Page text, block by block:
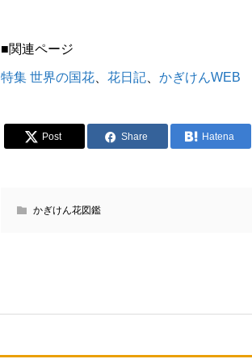
■関連ページ
特集 世界の国花 花日記 かぎけんWEB
Post Share Hatena
かぎけん花図鑑